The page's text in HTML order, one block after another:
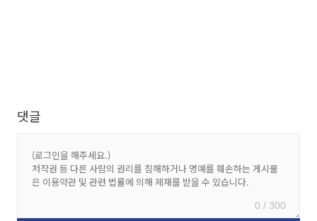
댓글
0 / 300